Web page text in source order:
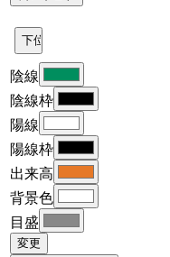
陰線
陰線枠
陽線
陽線枠
出来高
背景色
目盛